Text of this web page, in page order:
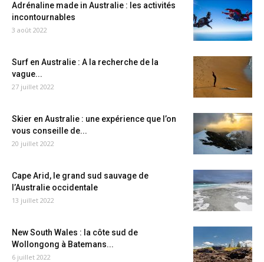
Adrénaline made in Australie : les activités
incontournables
3 août 2022
Surf en Australie : A la recherche de la
vague...
27 juillet 2022
Skier en Australie : une expérience que l’on
vous conseille de...
20 juillet 2022
Cape Arid, le grand sud sauvage de
l’Australie occidentale
13 juillet 2022
New South Wales : la côte sud de
Wollongong à Batemans...
6 juillet 2022